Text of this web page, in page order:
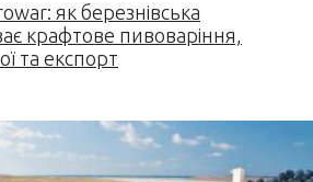
як березнівська
крафтове пивоваріння,
та експорт